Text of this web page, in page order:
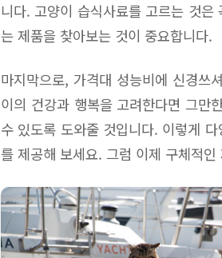
니다. 고양이 습식사료를 고르는 것
는 제품을 찾아보는 것이 중요합니다.
마지막으로, 가격대 성능비에 신경쓰
이의 건강과 행복을 고려한다면 그만
수 있도록 도와줄 것입니다. 이렇게
를 제공해 보세요. 그럼 이제 구체적